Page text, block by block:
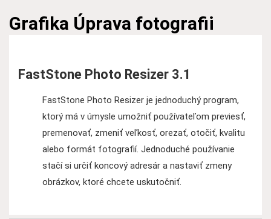
Grafika Úprava fotografii
FastStone Photo Resizer 3.1
FastStone Photo Resizer je jednoduchý program,
ktorý má v úmysle umožniť používateľom previesť,
premenovať, zmeniť veľkosť, orezať, otočiť, kvalitu
alebo formát fotografií. Jednoduché používanie
stačí si určiť koncový adresár a nastaviť zmeny
obrázkov, ktoré chcete uskutočniť.